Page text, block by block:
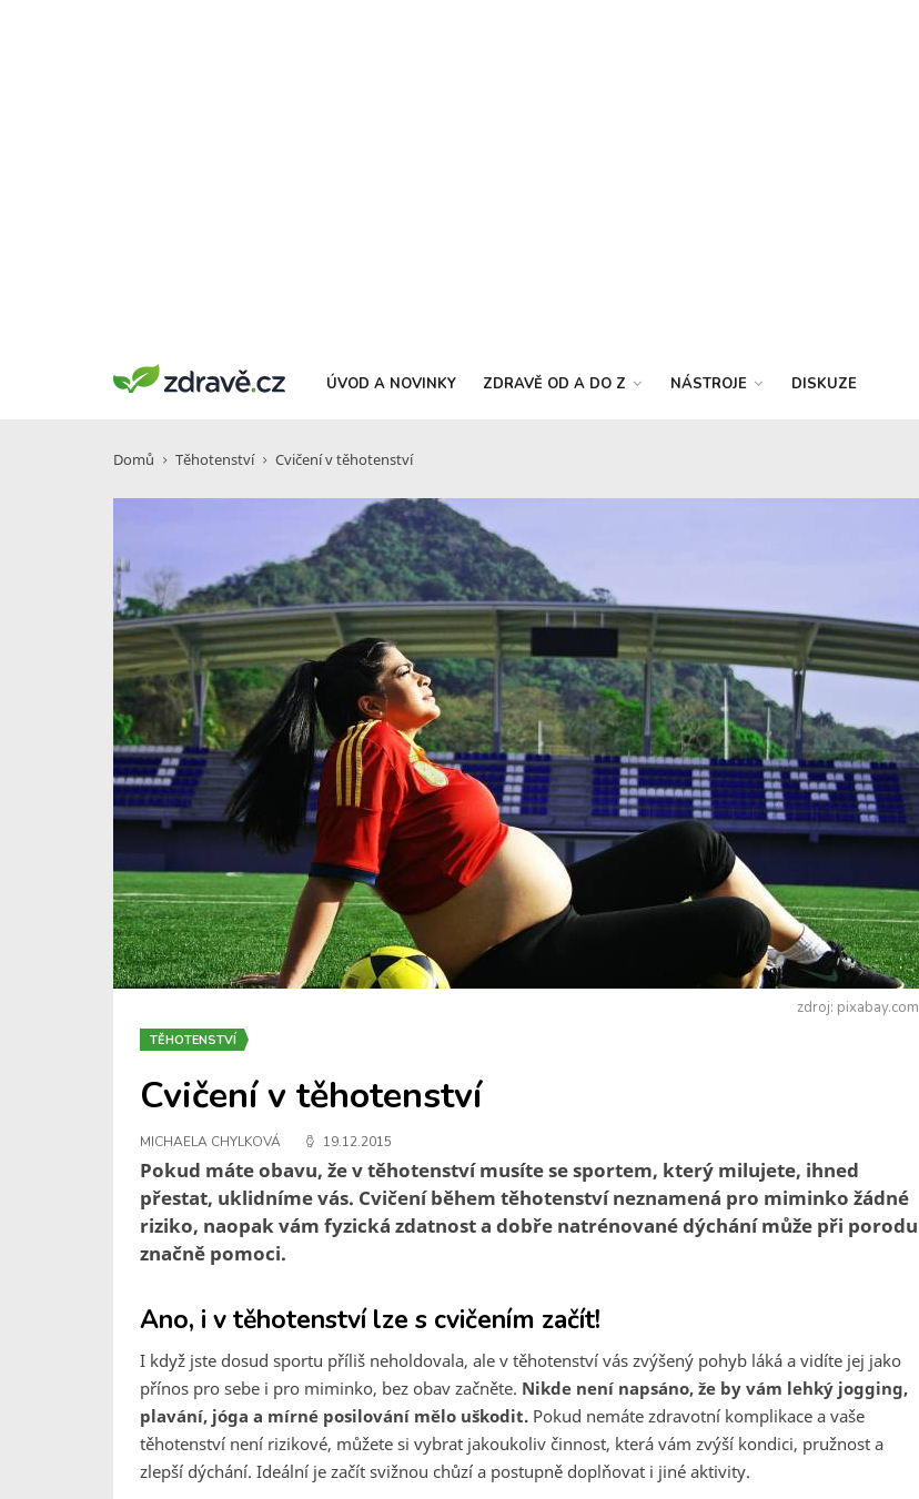
ÚVOD A NOVINKY ZDRAVĚ OD A DO Z NÁSTROJE DISKUZE
Domů Těhotenství Cvičení v těhotenství
zdroj: pixabay.com
TĚHOTENSTVÍ
Cvičení v těhotenství
MICHAELA CHYLKOVÁ 19.12.2015
Pokud máte obavu, že v těhotenství musíte se sportem, který milujete, ihned
přestat, uklidníme vás. Cvičení během těhotenství neznamená pro miminko žádné
riziko, naopak vám fyzická zdatnost a dobře natrénované dýchání může při porodu
značně pomoci.
Ano, i v těhotenství lze s cvičením začít!
I když jste dosud sportu příliš neholdovala, ale v těhotenství vás zvýšený pohyb láká a vidíte jej jako
přínos pro sebe i pro miminko, bez obav začněte. Nikde není napsáno, že by vám lehký jogging,
plavání, jóga a mírné posilování mělo uškodit. Pokud nemáte zdravotní komplikace a vaše
těhotenství není rizikové, můžete si vybrat jakoukoliv činnost, která vám zvýší kondici, pružnost a
zlepší dýchání. Ideální je začít svižnou chůzí a postupně doplňovat i jiné aktivity.